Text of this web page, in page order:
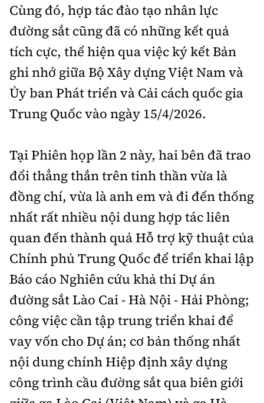
Cùng đó, hợp tác đào tạo nhân lực
đường sắt cũng đã có những kết quả
tích cực, thể hiện qua việc ký kết Bản
ghi nhớ giữa Bộ Xây dựng Việt Nam và
Ủy ban Phát triển và Cải cách quốc gia
Trung Quốc vào ngày 15/4/2026.
Tại Phiên họp lần 2 này, hai bên đã trao
đổi thẳng thắn trên tinh thần vừa là
đồng chí, vừa là anh em và đi đến thống
nhất rất nhiều nội dung hợp tác liên
quan đến thành quả Hỗ trợ kỹ thuật của
Chính phủ Trung Quốc để triển khai lập
Báo cáo Nghiên cứu khả thi Dự án
đường sắt Lào Cai - Hà Nội - Hải Phòng;
công việc cần tập trung triển khai để
vay vốn cho Dự án; cơ bản thống nhất
nội dung chính Hiệp định xây dựng
công trình cầu đường sắt qua biên giới